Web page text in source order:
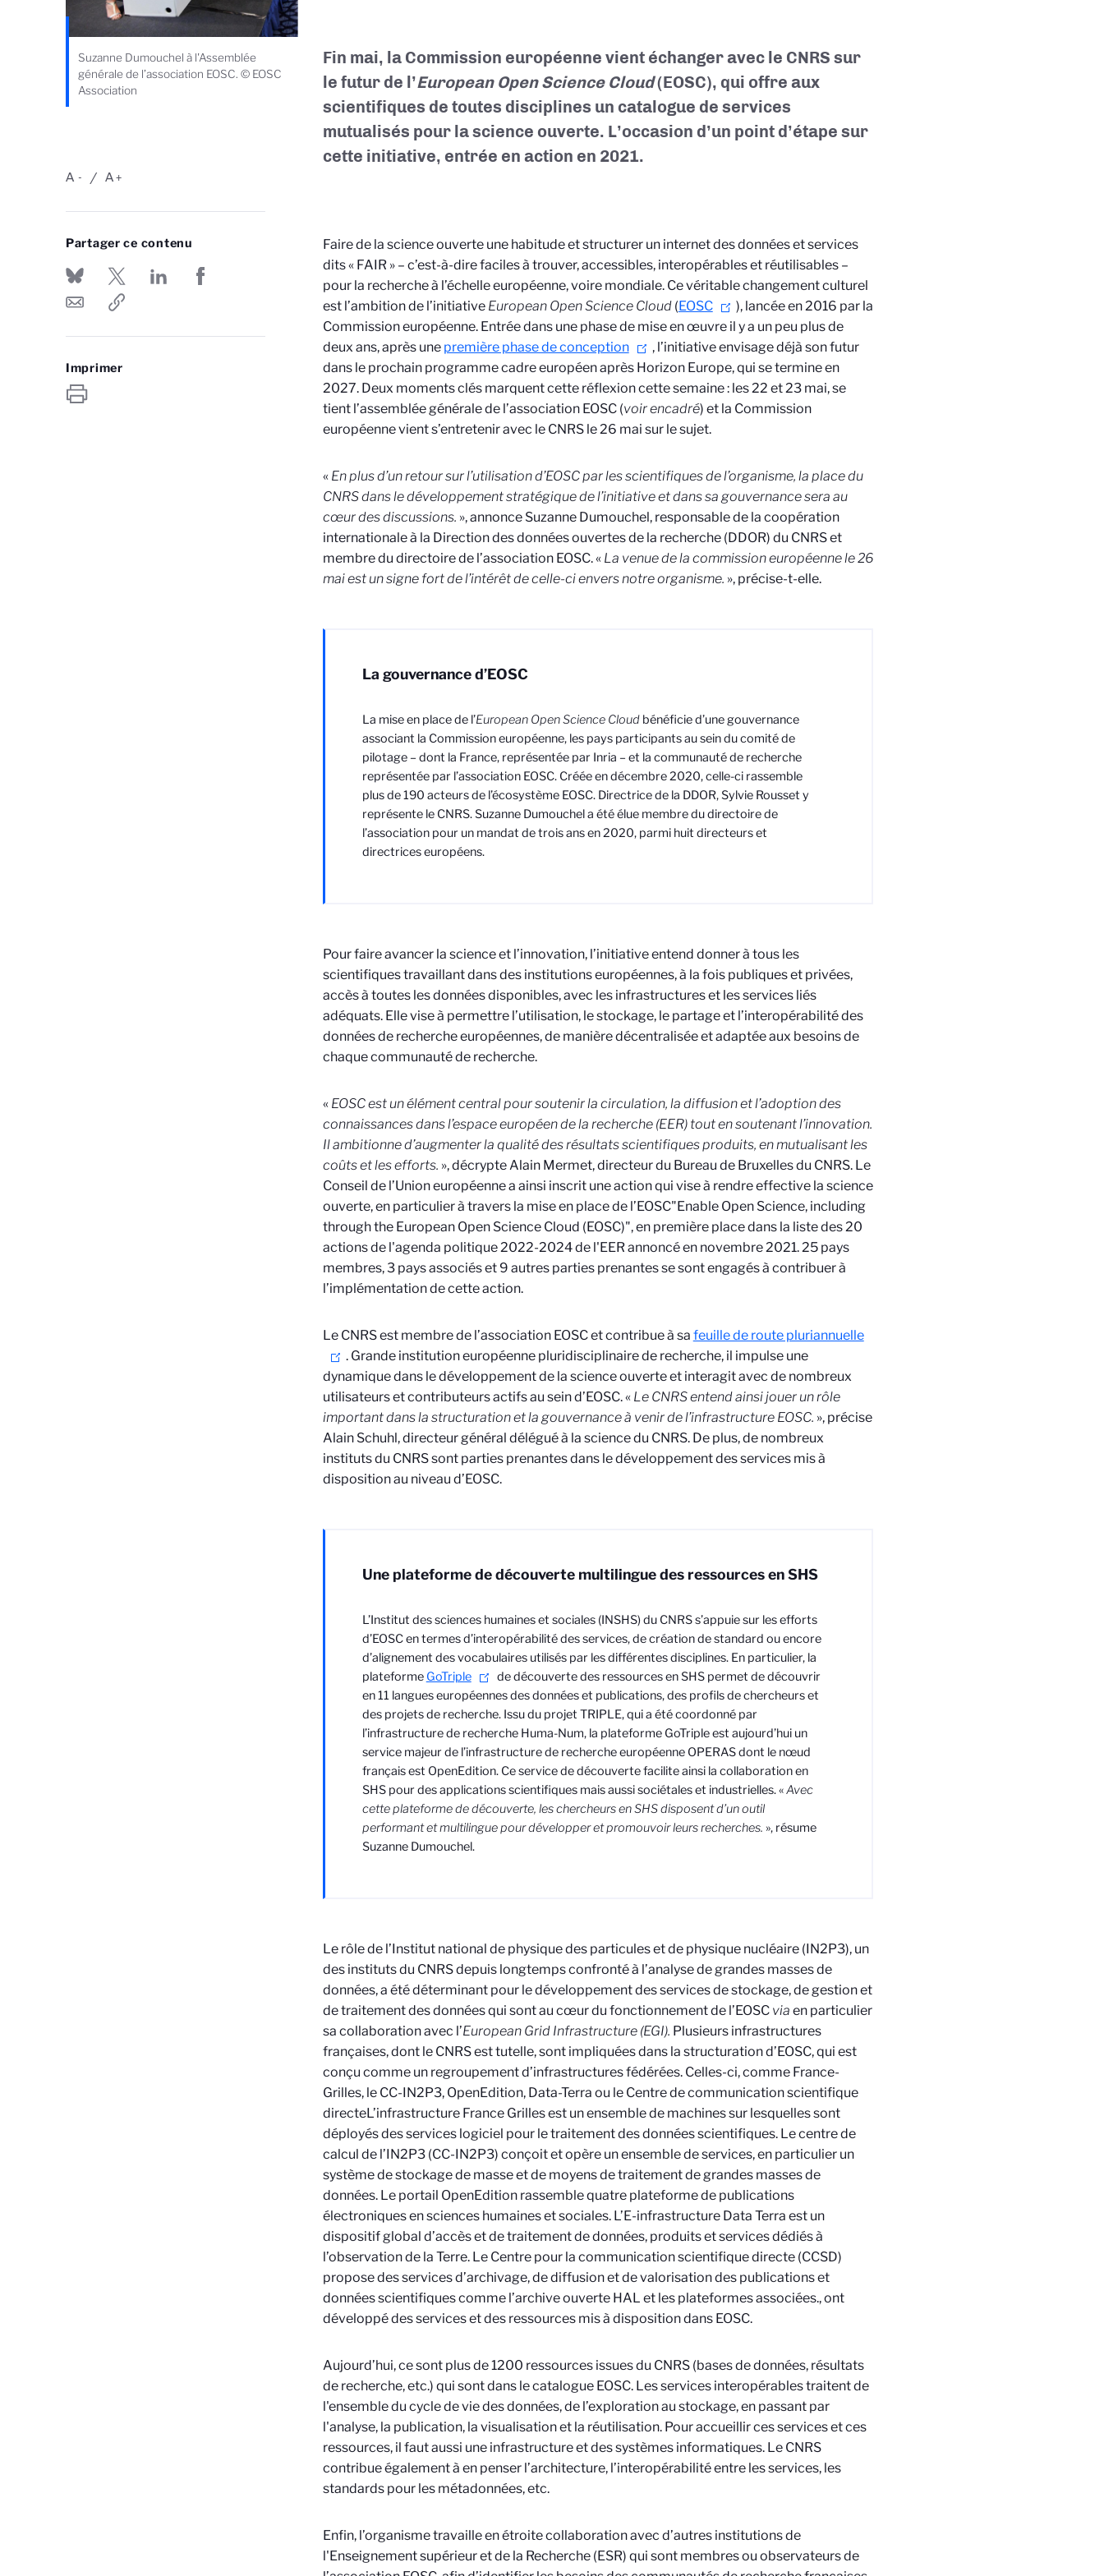
Suzanne Dumouchel à l'Assemblée
générale de l’association EOSC. © EOSC
Association
-
A +
A
Partager ce contenu
Imprimer
Fin mai, la Commission européenne vient échanger avec le CNRS sur
le futur de l’European Open Science Cloud(EOSC), qui offre aux
scientifiques de toutes disciplines un catalogue de services
mutualisés pour la science ouverte. L’occasion d’un point d’étape sur
cette initiative, entrée en action en 2021.
Faire de la science ouverte une habitude et structurer un internet des données et services
dits « FAIR » – c’est-à-dire faciles à trouver, accessibles, interopérables et réutilisables –
pour la recherche à l’échelle européenne, voire mondiale. Ce véritable changement culturel
est l’ambition de l’initiative European Open Science Cloud(EOSC
), lancée en 2016 par la
Commission européenne. Entrée dans une phase de mise en œuvre il y a un peu plus de
deux ans, après une première phase de conception
, l’initiative envisage déjà son futur
dans le prochain programme cadre européen après Horizon Europe, qui se termine en
2027. Deux moments clés marquent cette réflexion cette semaine : les 22 et 23 mai, se
tient l’assemblée générale de l’association EOSC (voir encadré) et la Commission
européenne vient s’entretenir avec le CNRS le 26 mai sur le sujet.
« En plus d’un retour sur l’utilisation d’EOSC par les scientifiques de l’organisme, la place du
CNRS dans le développement stratégique de l’initiative et dans sa gouvernance sera au
cœur des discussions. », annonce Suzanne Dumouchel, responsable de la coopération
internationale à la Direction des données ouvertes de la recherche (DDOR) du CNRS et
membre du directoire de l’association EOSC. « La venue de la commission européenne le 26
mai est un signe fortde l’intérêt de celle-ci envers notre organisme. », précise-t-elle.
La gouvernance d’EOSC
La mise en place de l’European Open Science Cloudbénéficie d’une gouvernance
associant la Commission européenne, les pays participants au sein du comité de
pilotage – dont la France, représentée par Inria – et la communauté de recherche
représentée par l’association EOSC. Créée en décembre 2020, celle-ci rassemble
plus de 190 acteurs de l’écosystème EOSC. Directrice de la DDOR, Sylvie Rousset y
représente le CNRS. Suzanne Dumouchel a été élue membre du directoire de
l’association pour un mandat de trois ans en 2020, parmi huit directeurs et
directrices européens.
Pour faire avancer la science et l’innovation, l’initiative entend donner à tous les
scientifiques travaillant dans des institutions européennes, à la fois publiques et privées,
accès à toutes les données disponibles, avec les infrastructures et les services liés
adéquats. Elle vise à permettre l’utilisation, le stockage, le partage et l’interopérabilité des
données de recherche européennes, de manière décentralisée et adaptée aux besoins de
chaque communauté de recherche.
« EOSC est un élément central pour soutenir la circulation, la diffusion et l’adoption des
connaissances dans l’espace européen de la recherche (EER) tout en soutenant l’innovation.
Il ambitionne d’augmenter la qualité des résultats scientifiques produits, en mutualisant les
coûts et les efforts. », décrypte Alain Mermet, directeur du Bureau de Bruxelles du CNRS. Le
Conseil de l’Union européenne a ainsi inscrit une action qui vise à rendre effective la science
ouverte, en particulier à travers la mise en place de l’EOSC"Enable Open Science, including
through the European Open Science Cloud (EOSC)", en première place dans la liste des 20
actions de l'agenda politique 2022-2024 de l'EER annoncé en novembre 2021. 25 pays
membres, 3 pays associés et 9 autres parties prenantes se sont engagés à contribuer à
l’implémentation de cette action.
Le CNRS est membre de l’association EOSC et contribue à sa feuille de route pluriannuelle
. Grande institution européenne pluridisciplinaire de recherche, il impulse une
dynamique dans le développement de la science ouverte et interagit avec de nombreux
utilisateurs et contributeurs actifs au sein d’EOSC. « Le CNRS entend ainsi jouer un rôle
important dans la structuration et la gouvernance à venir de l’infrastructure EOSC. », précise
Alain Schuhl, directeur général délégué à la science du CNRS. De plus, de nombreux
instituts du CNRS sont parties prenantes dans le développement des services mis à
disposition au niveau d’EOSC.
Une plateforme de découverte multilingue des ressources en SHS
L’Institut des sciences humaines et sociales (INSHS) du CNRS s’appuie sur les efforts
d’EOSC en termes d’interopérabilité des services, de création de standard ou encore
d’alignement des vocabulaires utilisés par les différentes disciplines. En particulier, la
plateforme GoTriple
de découverte des ressources en SHS permet de découvrir
en 11 langues européennes des données et publications, des profils de chercheurs et
des projets de recherche. Issu du projet TRIPLE, qui a été coordonné par
l’infrastructure de recherche Huma-Num, la plateforme GoTriple est aujourd’hui un
service majeur de l’infrastructure de recherche européenne OPERAS dont le nœud
français est OpenEdition. Ce service de découverte facilite ainsi la collaboration en
SHS pour des applications scientifiques mais aussi sociétales et industrielles. «Avec
cette plateforme de découverte, les chercheurs en SHS disposent d’un outil
performant et multilingue pour développer et promouvoir leurs recherches. », résume
Suzanne Dumouchel.
Le rôle de l’Institut national de physique des particules et de physique nucléaire (IN2P3), un
des instituts du CNRS depuis longtemps confronté à l’analyse de grandes masses de
données, a été déterminant pour le développement des services de stockage, de gestion et
de traitement des données qui sont au cœur du fonctionnement de l’EOSC via en particulier
sa collaboration avec l’European Grid Infrastructure (EGI). Plusieurs infrastructures
françaises, dont le CNRS est tutelle, sont impliquées dans la structuration d’EOSC, qui est
conçu comme un regroupement d’infrastructures fédérées. Celles-ci, comme France-
Grilles, le CC-IN2P3, OpenEdition, Data-Terra ou le Centre de communication scientifique
directeL’infrastructure France Grilles est un ensemble de machines sur lesquelles sont
déployés des services logiciel pour le traitement des données scientifiques. Le centre de
calcul de l’IN2P3 (CC-IN2P3) conçoit et opère un ensemble de services, en particulier un
système de stockage de masse et de moyens de traitement de grandes masses de
données. Le portail OpenEdition rassemble quatre plateforme de publications
électroniques en sciences humaines et sociales. L’E-infrastructure Data Terra est un
dispositif global d’accès et de traitement de données, produits et services dédiés à
l’observation de la Terre. Le Centre pour la communication scientifique directe (CCSD)
propose des services d’archivage, de diffusion et de valorisation des publications et
données scientifiques comme l’archive ouverte HAL et les plateformes associées., ont
développé des services et des ressources mis à disposition dans EOSC.
Aujourd’hui, ce sont plus de 1200 ressources issues du CNRS (bases de données, résultats
de recherche, etc.) qui sont dans le catalogue EOSC. Les services interopérables traitent de
l'ensemble du cycle de vie des données, de l’exploration au stockage, en passant par
l'analyse, la publication, la visualisation et la réutilisation. Pour accueillir ces services et ces
ressources, il faut aussi une infrastructure et des systèmes informatiques. Le CNRS
contribue également à en penser l’architecture, l’interopérabilité entre les services, les
standards pour les métadonnées, etc.
Enfin, l’organisme travaille en étroite collaboration avec d’autres institutions de
l'Enseignement supérieur et de la Recherche (ESR) qui sont membres ou observateurs de